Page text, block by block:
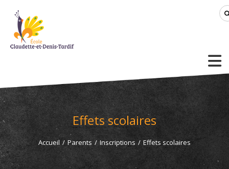
Effets scolaires
Accueil / Parents / Inscriptions / Effets scolaires